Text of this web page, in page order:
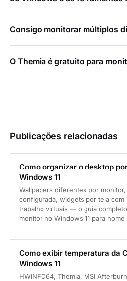
Consigo monitorar múltiplos
O Themia é gratuito para
Publicações relacionadas
Como organizar o desktop
Windows 11
Wallpapers diferentes por
configurada, widgets por tela com
trabalho virtuais — o guia
monitor no Windows 11 para home
Como exibir temperatura da
Windows 11
HWiNFO64, Themia, MSI